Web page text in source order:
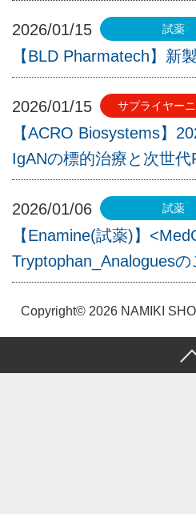
2026/01/15
【BLD Pharmatech】新
2026/01/15
【ACRO Biosystems】
IgANの標的治療と次世
2026/01/06
【Enamine(試薬)】
Tryptophan_Analoguesの
Copyright© 2026 NAMIKI